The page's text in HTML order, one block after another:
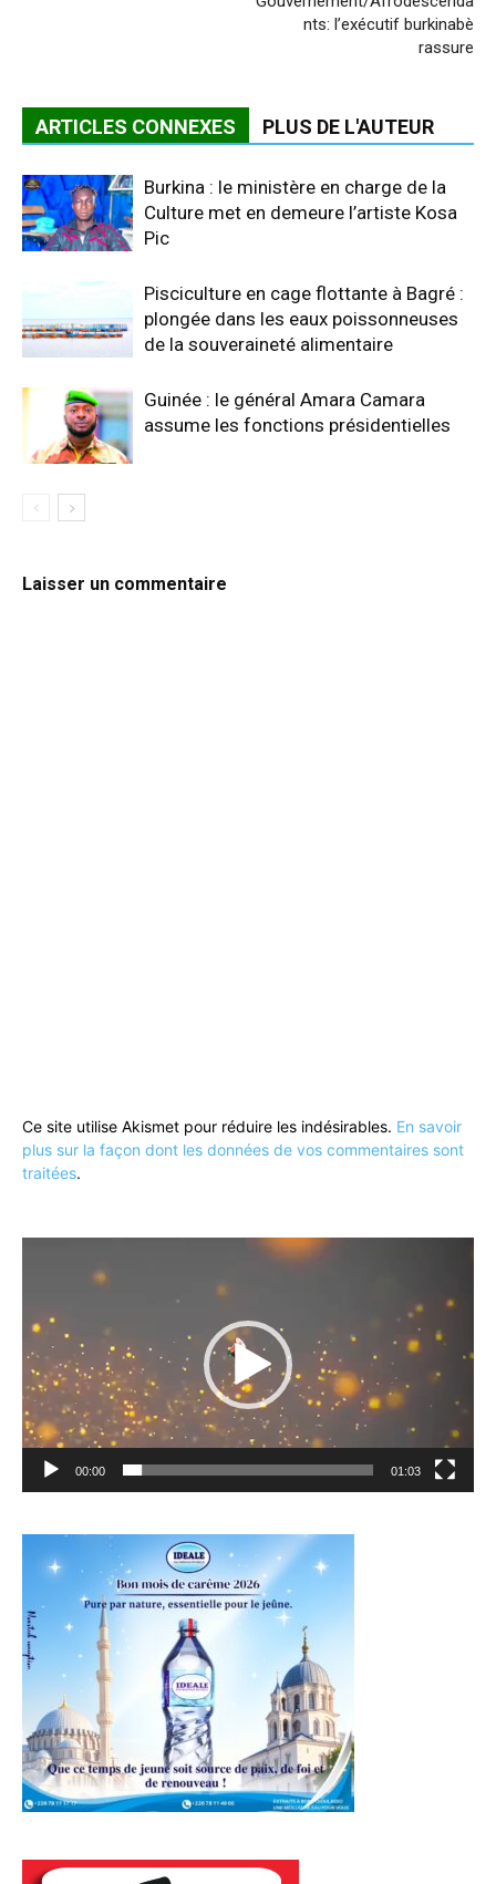
nts: l’exécutif burkinabè
rassure
ARTICLES CONNEXES PLUS DE L'AUTEUR
Burkina : le ministère en charge de la
Culture met en demeure l’artiste Kosa
Pic
Pisciculture en cage flottante à Bagré :
plongée dans les eaux poissonneuses
de la souveraineté alimentaire
Guinée : le général Amara Camara
assume les fonctions présidentielles
Laisser un commentaire
Ce site utilise Akismet pour réduire les indésirables. En savoir
plus sur la façon dont les données de vos commentaires sont
traitées.
00:00 01:03